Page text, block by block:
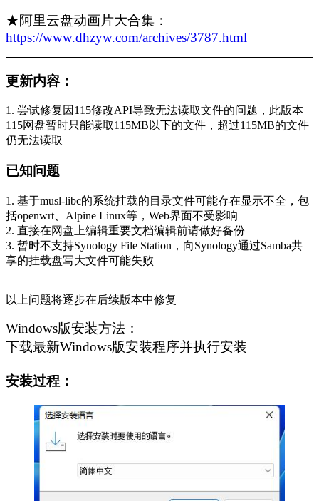
★阿里云盘动画片大合集：
https://www.dhzyw.com/archives/3787.html
更新内容：
1. 尝试修复因115修改API导致无法读取文件的问题，此版本
115网盘暂时只能读取115MB以下的文件，超过115MB的文件
仍无法读取
已知问题
1. 基于musl-libc的系统挂载的目录文件可能存在显示不全，包
括openwrt、Alpine Linux等，Web界面不受影响
2. 直接在网盘上编辑重要文档编辑前请做好备份
3. 暂时不支持Synology File Station，向Synology通过Samba共
享的挂载盘写大文件可能失败
以上问题将逐步在后续版本中修复
Windows版安装方法：
下载最新Windows版安装程序并执行安装
安装过程：